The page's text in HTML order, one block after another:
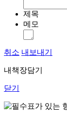
제목
메모
취소 내보내기
내책장담기
닫기
표가 있는